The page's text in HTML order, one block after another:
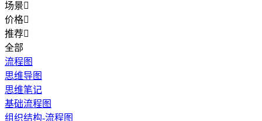
场景
价格
推荐
全部
流程图
思维导图
思维笔记
基础流程图
组织结构-流程图